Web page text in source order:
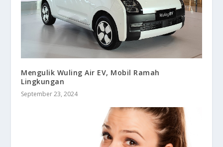
Mengulik Wuling Air EV, Mobil Ramah
Lingkungan
September 23, 2024